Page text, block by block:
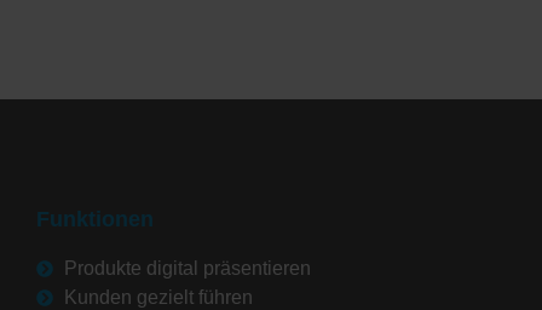
Funktionen
Produkte digital präsentieren
Kunden gezielt führen